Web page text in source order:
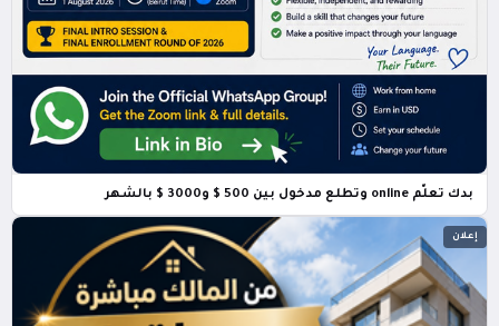
بدك تعلّم online وتطلع مدخول بين 500 $ و3000 $ بالشهر
إعلان